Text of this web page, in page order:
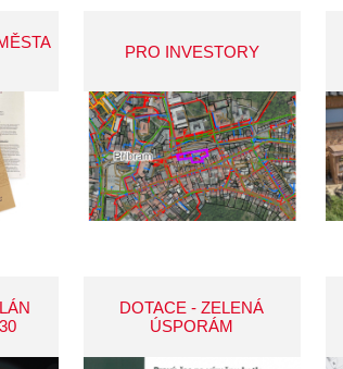
PRO INVESTORY
DOTACE - ZELENÁ
ÚSPORÁM